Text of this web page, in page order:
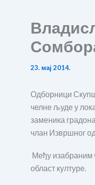
23. мај 2014.
Одборници
челне људе у
заменика
члан Извршног
Међу изабраним
област културе.